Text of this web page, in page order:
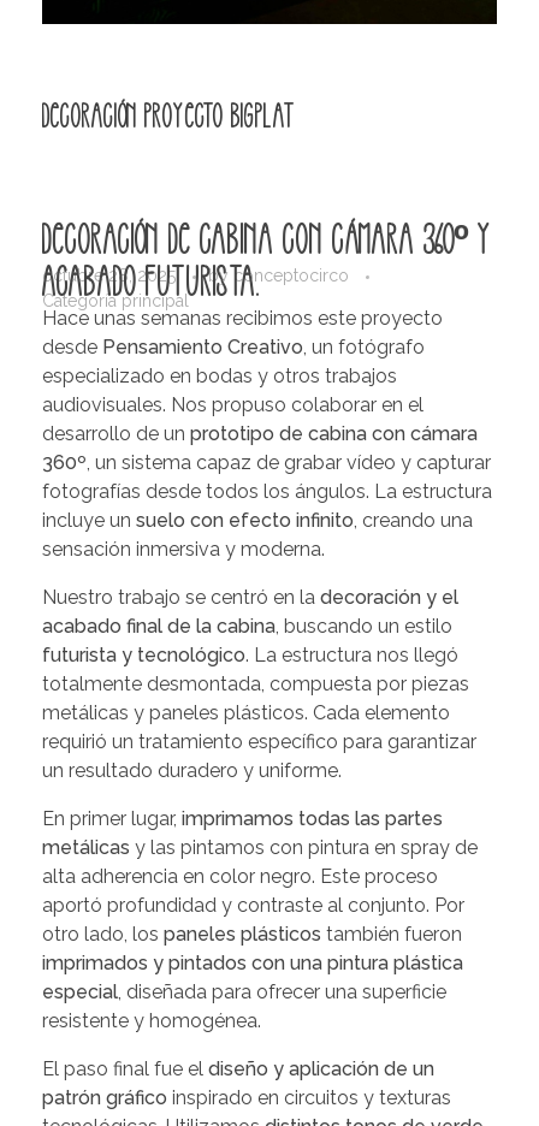
Decoración proyecto BigPlat
octubre 28, 2025 by conceptocirco
Categoría principal
Decoración de cabina con cámara 360º y
acabado futurista.
Hace unas semanas recibimos este proyecto
desde Pensamiento Creativo , un fotógrafo
especializado en bodas y otros trabajos
audiovisuales. Nos propuso colaborar en el
desarrollo de un prototipo de cabina con cámara
360º , un sistema capaz de grabar vídeo y capturar
fotografías desde todos los ángulos. La estructura
incluye un suelo con efecto infinito , creando una
sensación inmersiva y moderna.
Nuestro trabajo se centró en la decoración y el
acabado final de la cabina , buscando un estilo
futurista y tecnológico. La estructura nos llegó
totalmente desmontada, compuesta por piezas
metálicas y paneles plásticos. Cada elemento
requirió un tratamiento específico para garantizar
un resultado duradero y uniforme.
En primer lugar, imprimamos todas las partes
metálicas y las pintamos con pintura en spray de
alta adherencia en color negro. Este proceso
aportó profundidad y contraste al conjunto. Por
otro lado, los paneles plásticos también fueron
imprimados y pintados con una pintura plástica
especial , diseñada para ofrecer una superficie
resistente y homogénea.
El paso final fue el diseño y aplicación de un
patrón gráfico inspirado en circuitos y texturas